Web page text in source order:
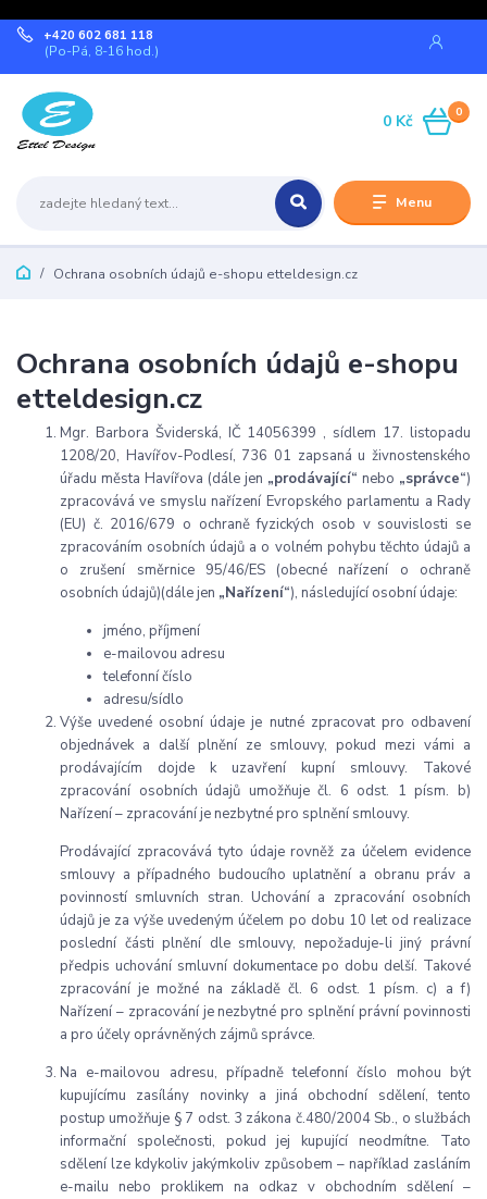
Menu
+420 602 681 118
(Po-Pá, 8-16 hod.)
0
0 Kč
Ochrana osobních údajů e-shopu etteldesign.cz
Ochrana osobních údajů e-shopu
etteldesign.cz
Mgr. Barbora Šviderská, IČ 14056399 , sídlem 17. listopadu
1208/20, Havířov-Podlesí, 736 01 zapsaná u živnostenského
úřadu města Havířova (dále jen „prodávající“ nebo „správce“)
zpracovává ve smyslu nařízení Evropského parlamentu a Rady
(EU) č. 2016/679 o ochraně fyzických osob v souvislosti se
zpracováním osobních údajů a o volném pohybu těchto údajů a
o zrušení směrnice 95/46/ES (obecné nařízení o ochraně
osobních údajů)(dále jen „Nařízení“), následující osobní údaje:
jméno, příjmení
e-mailovou adresu
telefonní číslo
adresu/sídlo
Výše uvedené osobní údaje je nutné zpracovat pro odbavení
objednávek a další plnění ze smlouvy, pokud mezi vámi a
prodávajícím dojde k uzavření kupní smlouvy. Takové
zpracování osobních údajů umožňuje čl. 6 odst. 1 písm. b)
Nařízení – zpracování je nezbytné pro splnění smlouvy.
Prodávající zpracovává tyto údaje rovněž za účelem evidence
smlouvy a případného budoucího uplatnění a obranu práv a
povinností smluvních stran. Uchování a zpracování osobních
údajů je za výše uvedeným účelem po dobu 10 let od realizace
poslední části plnění dle smlouvy, nepožaduje-li jiný právní
předpis uchování smluvní dokumentace po dobu delší. Takové
zpracování je možné na základě čl. 6 odst. 1 písm. c) a f)
Nařízení – zpracování je nezbytné pro splnění právní povinnosti
a pro účely oprávněných zájmů správce.
Na e-mailovou adresu, případně telefonní číslo mohou být
kupujícímu zasílány novinky a jiná obchodní sdělení, tento
postup umožňuje § 7 odst. 3 zákona č.480/2004 Sb., o službách
informační společnosti, pokud jej kupující neodmítne. Tato
sdělení lze kdykoliv jakýmkoliv způsobem – například zasláním
e-mailu nebo proklikem na odkaz v obchodním sdělení –